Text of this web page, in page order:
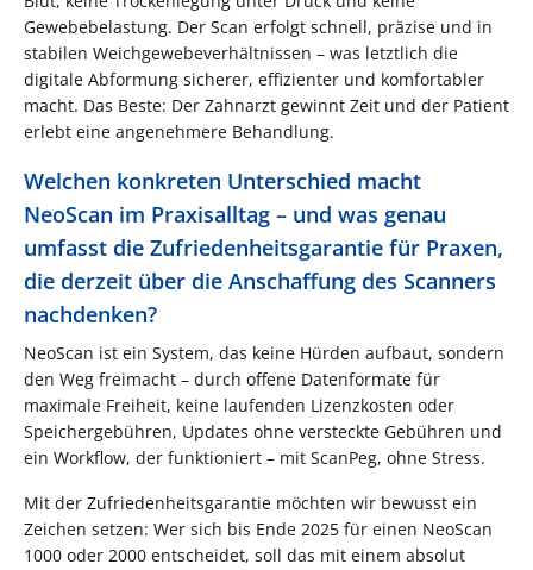
Gewebebelastung. Der Scan erfolgt schnell, präzise und in
stabilen Weichgewebeverhältnissen – was letztlich die
digitale Abformung sicherer, effizienter und komfortabler
macht. Das Beste: Der Zahnarzt gewinnt Zeit und der Patient
erlebt eine angenehmere Behandlung.
Welchen konkreten Unterschied macht
NeoScan im Praxisalltag – und was genau
umfasst die Zufriedenheitsgarantie für Praxen,
die derzeit über die Anschaffung des Scanners
nachdenken?
NeoScan ist ein System, das keine Hürden aufbaut, sondern
den Weg freimacht – durch offene Datenformate für
maximale Freiheit, keine laufenden Lizenzkosten oder
Speichergebühren, Updates ohne versteckte Gebühren und
ein Workflow, der funktioniert – mit ScanPeg, ohne Stress.
Mit der Zufriedenheitsgarantie möchten wir bewusst ein
Zeichen setzen: Wer sich bis Ende 2025 für einen NeoScan
1000 oder 2000 entscheidet, soll das mit einem absolut